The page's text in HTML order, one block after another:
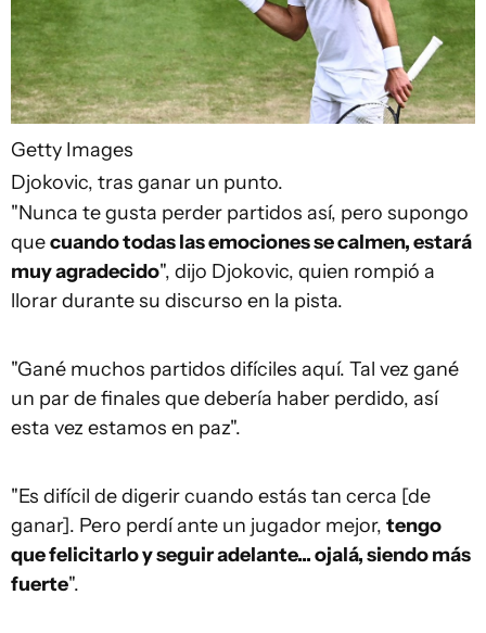
Getty Images
Djokovic, tras ganar un punto.
"Nunca te gusta perder partidos así, pero supongo
quecuando todas las emociones se calmen, estará
muy agradecido", dijo Djokovic, quien rompió a
llorar durante su discurso en la pista.
"Gané muchos partidos difíciles aquí. Tal vez gané
un par de finales que debería haber perdido, así
esta vez estamos en paz".
"Es difícil de digerir cuando estás tan cerca [de
ganar]. Pero perdí ante un jugador mejor, tengo
que felicitarlo y seguir adelante... ojalá, siendo más
fuerte".